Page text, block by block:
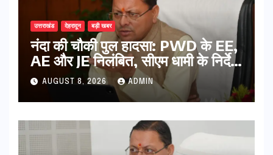
उत्तराखंड देहरादून बड़ी खबर
नंदा की चौकी पुल हादसा: PWD के EE,
AE और JE निलंबित, सीएम धामी के निर्देश
पर सख्त कार्रवाई
AUGUST 8, 2026 ADMIN